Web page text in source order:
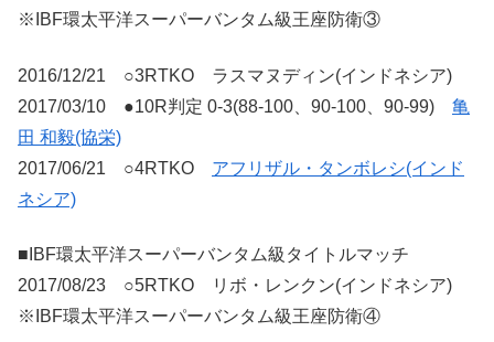
※IBF環太平洋スーパーバンタム級王座防衛③
2016/12/21 ○3RTKO ラスマヌディン(インドネシア)
2017/03/10 ●10R判定 0-3(88-100、90-100、90-99) 亀
田 和毅(協栄)
2017/06/21 ○4RTKO アフリザル・タンボレシ(インド
ネシア)
■IBF環太平洋スーパーバンタム級タイトルマッチ
2017/08/23 ○5RTKO リボ・レンクン(インドネシア)
※IBF環太平洋スーパーバンタム級王座防衛④